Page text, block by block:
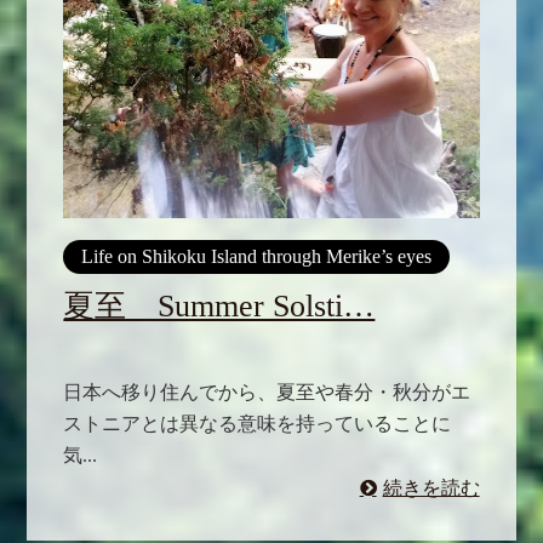
Life on Shikoku Island through Merike’s eyes
夏至 Summer Solsti…
日本へ移り住んでから、夏至や春分・秋分がエ
ストニアとは異なる意味を持っていることに
気...
続きを読む